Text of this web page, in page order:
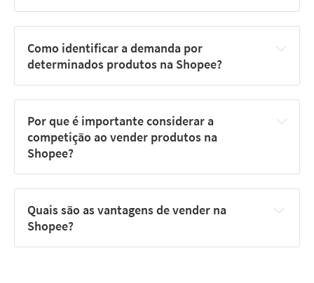
Como identificar a demanda por
determinados produtos na Shopee?
Por que é importante considerar a
competição ao vender produtos na
Shopee?
Quais são as vantagens de vender na
Shopee?